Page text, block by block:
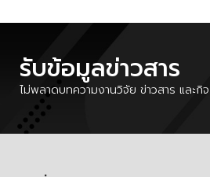
รับข้อมูลข่าวสาร
ไม่พลาดบทความงานวิจัย ข่าวสาร และกิ